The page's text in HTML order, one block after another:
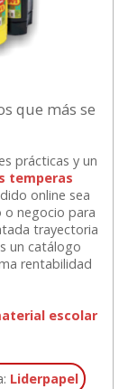
que más se
prácticas y un
temperas
online sea
o negocio para
trayectoria
un catálogo
rentabilidad
escolar
Liderpapel